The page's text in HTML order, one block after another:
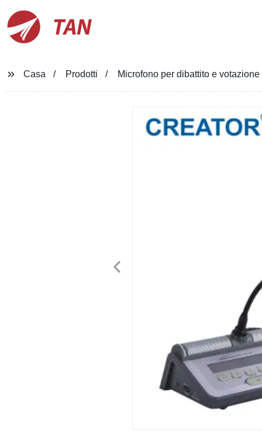
TAN
Casa Prodotti Microfono per dibattito e